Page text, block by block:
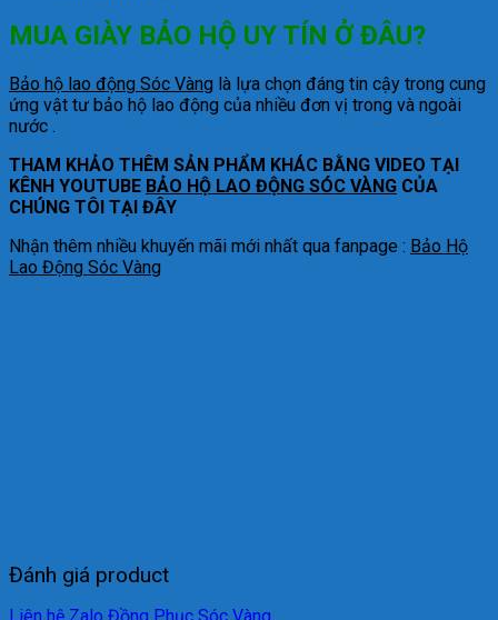
MUA GIÀY BẢO HỘ UY TÍN Ở ĐÂU?
Bảo hộ lao động Sóc Vàng là lựa chọn đáng tin cậy trong cung
ứng vật tư bảo hộ lao động của nhiều đơn vị trong và ngoài
nước .
THAM KHẢO THÊM SẢN PHẨM KHÁC BẰNG VIDEO TẠI
KÊNH YOUTUBE BẢO HỘ LAO ĐỘNG SÓC VÀNG CỦA
CHÚNG TÔI TẠI ĐÂY
Nhận thêm nhiều khuyến mãi mới nhất qua fanpage : Bảo Hộ
Lao Động Sóc Vàng
Đánh giá product